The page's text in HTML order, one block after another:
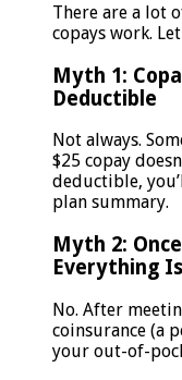
There are a lot
copays work.
Myth 1:
Deductible
Not always.
$25 copay
deductible,
plan summary.
Myth 2:
Everything
No. After
coinsurance (a
your out-of-